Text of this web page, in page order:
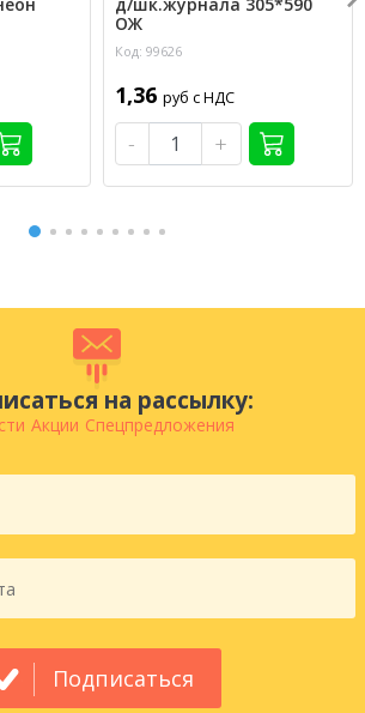
ОЖ
Код: 99626
1,36 руб с НДС
- +
на рассылку:
Акции Спецпредложения
Подписаться